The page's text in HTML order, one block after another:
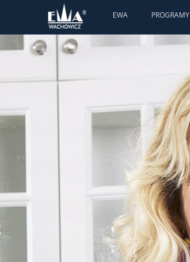
EWA PROGRAMY